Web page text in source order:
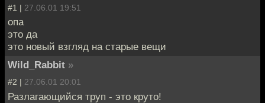
#1 | 27.06.01 19:51
опа
это да
это новый взгляд на старые вещи
Wild_Rabbit »
#2 | 27.06.01 20:01
Разлагающийся труп - это круто!